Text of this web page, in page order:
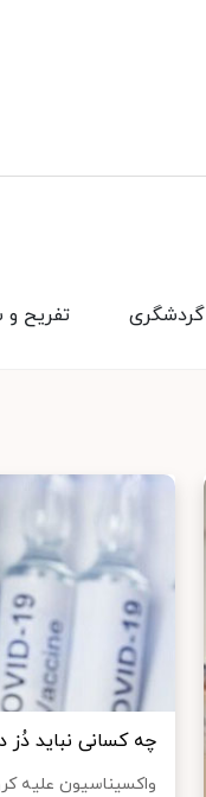
تفریح گردشگری
چه کسانی نباید دُز
واکسیناسیون علیه